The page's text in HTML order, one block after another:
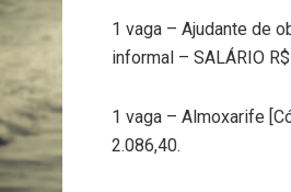
1 vaga – Ajudante de
informal – SALÁRIO
1 vaga – Almoxarife
2.086,40.